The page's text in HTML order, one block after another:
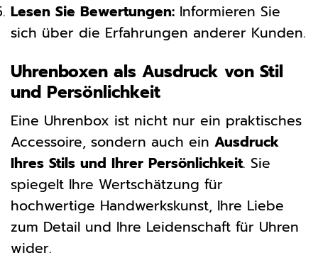
Lesen Sie Bewertungen: Informieren Sie
sich über die Erfahrungen anderer Kunden.
Uhrenboxen als Ausdruck von Stil
und Persönlichkeit
Eine Uhrenbox ist nicht nur ein praktisches
Accessoire, sondern auch ein Ausdruck
Ihres Stils und Ihrer Persönlichkeit. Sie
spiegelt Ihre Wertschätzung für
hochwertige Handwerkskunst, Ihre Liebe
zum Detail und Ihre Leidenschaft für Uhren
wider.